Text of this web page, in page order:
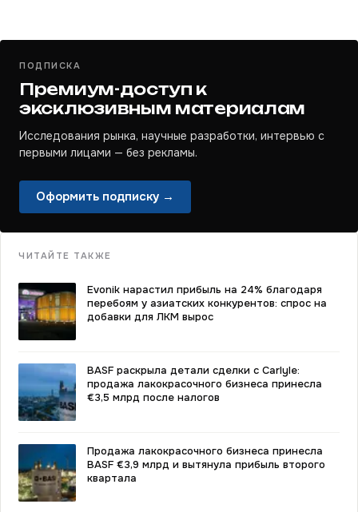
ПОДПИСКА
Премиум-доступ к
эксклюзивным материалам
Исследования рынка, научные разработки, интервью с
первыми лицами — без рекламы.
Оформить подписку →
ЧИТАЙТЕ ТАКЖЕ
Evonik нарастил прибыль на 24% благодаря
перебоям у азиатских конкурентов: спрос на
добавки для ЛКМ вырос
BASF раскрыла детали сделки с Carlyle:
продажа лакокрасочного бизнеса принесла
€3,5 млрд после налогов
Продажа лакокрасочного бизнеса принесла
BASF €3,9 млрд и вытянула прибыль второго
квартала